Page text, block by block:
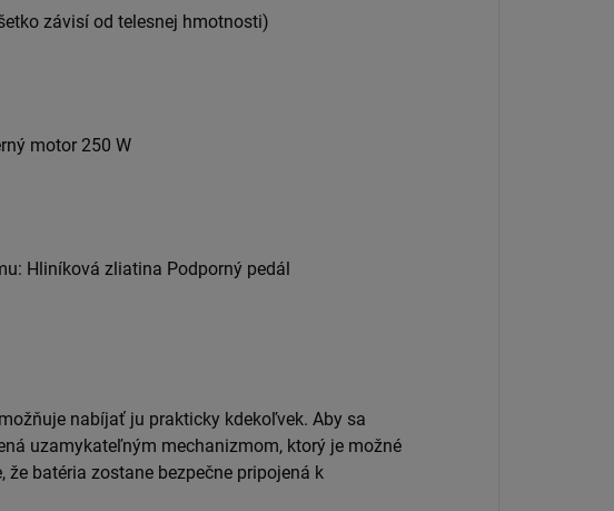
závisí od telesnej hmotnosti)
motor 250 W
Hliníková zliatina Podporný pedál
nabíjať ju prakticky kdekoľvek. Aby sa
uzamykateľným mechanizmom, ktorý je možné
batéria zostane bezpečne pripojená k